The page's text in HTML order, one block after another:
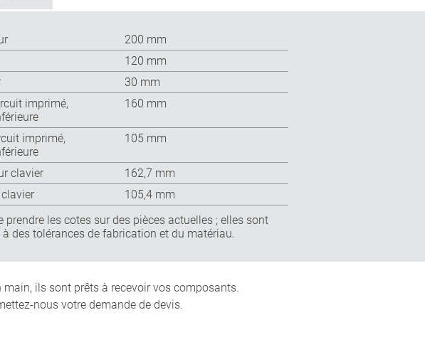
200 mm
120 mm
30 mm
imprimé,
160 mm
imprimé,
105 mm
clavier
162,7 mm
105,4 mm
prendre les cotes sur des pièces actuelles ; elles sont
à des tolérances de fabrication et du matériau.
ils sont prêts à recevoir vos composants.
nous votre demande de devis.